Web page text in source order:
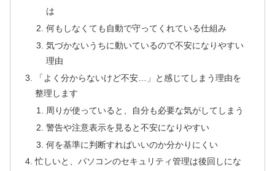
は
何もしなくても自動で守ってくれている仕組み
気づかないうちに動いているので不安になりやすい
理由
「よく分からないけど不安…」と感じてしまう理由を
整理します
周りが使っていると、自分も必要な気がしてしまう
警告や注意表示を見ると不安になりやすい
何を基準に判断すればいいのか分かりにくい
忙しいと、パソコンのセキュリティ管理は後回しにな